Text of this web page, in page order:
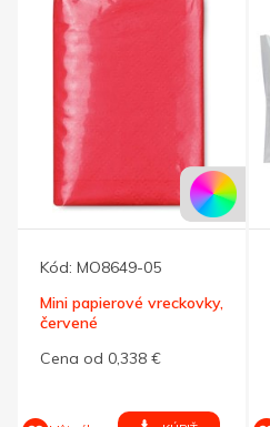
Kód: MO8649-05
Mini papierové vreckovky,
červené
Cena od 0,338 €